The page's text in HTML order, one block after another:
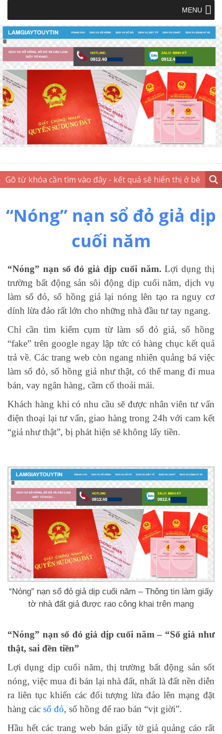
MENU
“Nóng” nạn sổ đỏ giả dịp
cuối năm
“Nóng” nạn sổ đỏ giả dịp cuối năm.Lợi dụng thị
trường bất động sản sôi động dịp cuối năm, dịch vụ
làm sổ đỏ, sổ hồng giả lại nóng lên tạo ra nguy cơ
dính lừa đảo rất lớn cho những nhà đầu tư tay ngang.
Chỉ cần tìm kiếm cụm từ làm sổ đỏ giả, sổ hồng
“fake” trên google ngay lập tức có hàng chục kết quả
trả về. Các trang web còn ngang nhiên quảng bá việc
làm sổ đỏ, sổ hồng giả như thật, có thể mang đi mua
bán, vay ngân hàng, cầm cố thoải mái.
Khách hàng khi có nhu cầu sẽ được nhân viên tư vấn
điện thoại lại tư vấn, giao hàng trong 24h với cam kết
“giả như thật”, bị phát hiện sẽ không lấy tiền.
“Nóng” nạn sổ đỏ giả dịp cuối năm – Thông tin làm giấy
tờ nhà đất giả được rao công khai trên mạng
“Nóng” nạn sổ đỏ giả dịp cuối năm – “Sổ giả như
thật, sai đền tiền”
Lợi dụng dịp cuối năm, thị trường bất động sản sốt
nóng, việc mua đi bán lại nhà đất, nhất là đất nền diễn
ra liên tục khiến các đối tượng lừa đảo lên mạng đặt
hàng các sổ đỏ, sổ hồng để rao bán “vịt giời”.
Hầu hết các trang web bán giấy tờ giả quảng cáo rất